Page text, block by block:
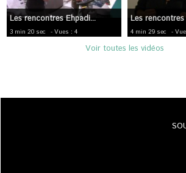
Les rencontres Ehpadi...
3 min 20 sec - Vues : 4
Les rencontres
4 min 29 sec -
Voir toutes les vidéos